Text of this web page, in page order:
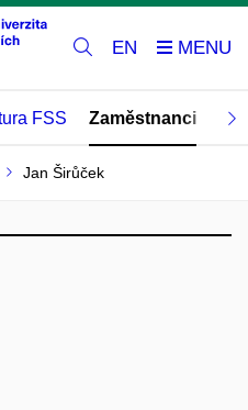
EN
FSS Zaměstnanci
Jan Širůček